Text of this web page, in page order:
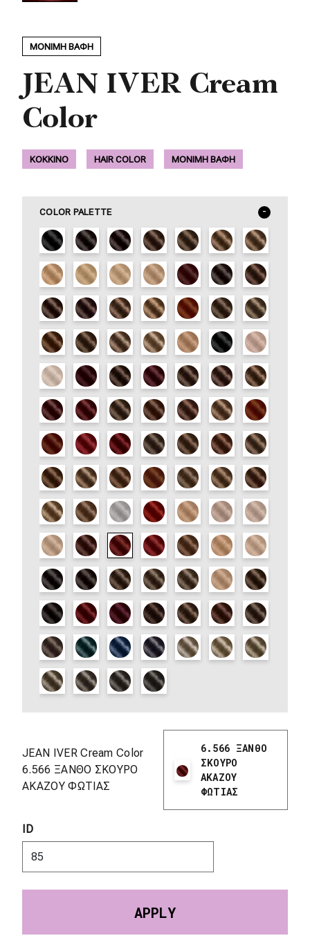
ΜΟΝΙΜΗ ΒΑΦΗ
JEAN IVER Cream
Color
ΚΟΚΚΙΝΟ HAIR COLOR ΜΟΝΙΜΗ ΒΑΦΗ
COLOR PALETTE
JEAN IVER Cream Color
6.566 ΞΑΝΘΟ ΣΚΟΥΡΟ
ΑΚΑΖΟΥ ΦΩΤΙΑΣ
6.566 ΞΑΝΘΟ
ΣΚΟΥΡΟ
ΑΚΑΖΟΥ
ΦΩΤΙΑΣ
ID